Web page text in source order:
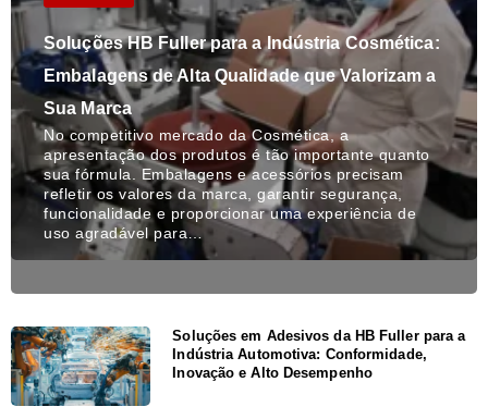
Soluções HB Fuller para a Indústria Cosmética:
Embalagens de Alta Qualidade que Valorizam a
Sua Marca
No competitivo mercado da Cosmética, a
apresentação dos produtos é tão importante quanto
sua fórmula. Embalagens e acessórios precisam
refletir os valores da marca, garantir segurança,
funcionalidade e proporcionar uma experiência de
uso agradável para…
Soluções em Adesivos da HB Fuller para a
Indústria Automotiva: Conformidade,
Inovação e Alto Desempenho